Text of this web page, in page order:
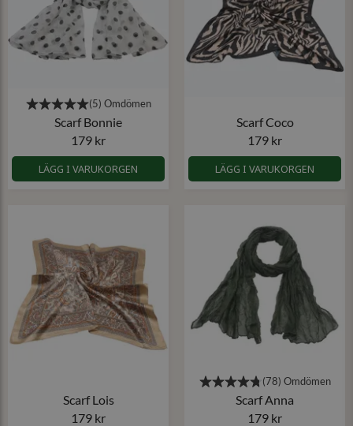
Scarf Bonnie
179 kr
LÄGG I VARUKORGEN
Scarf Coco
179 kr
LÄGG I VARUKORGEN
Scarf Lois
179 kr
Scarf Anna
179 kr